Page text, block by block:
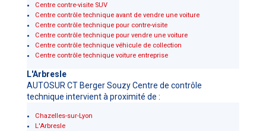
Centre contre-visite SUV
Centre contrôle technique avant de vendre une voiture
Centre contrôle technique pour contre-visite
Centre contrôle technique pour vendre une voiture
Centre contrôle technique véhicule de collection
Centre contrôle technique voiture entreprise
L'Arbresle
AUTOSUR CT Berger Souzy Centre de contrôle
technique intervient à proximité de :
Chazelles-sur-Lyon
L'Arbresle